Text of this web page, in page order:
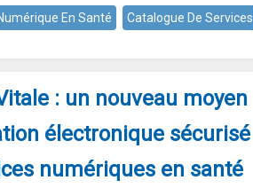
En Santé Catalogue De Services
: un nouveau moyen
électronique sécurisé
numériques en santé